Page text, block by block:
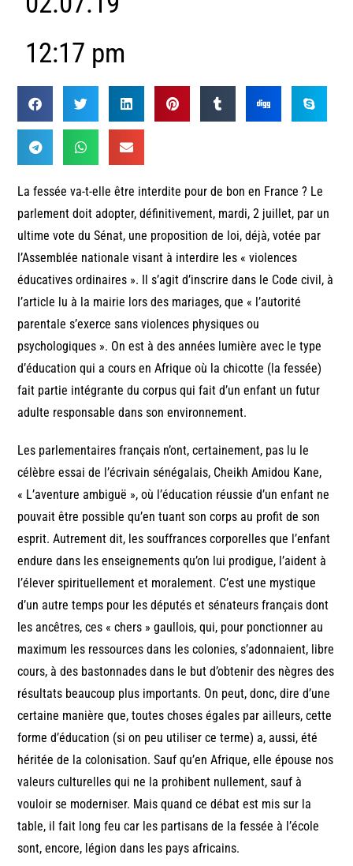
12:17 pm
La fessée va-t-elle être interdite pour de bon en France ? Le
parlement doit adopter, définitivement, mardi, 2 juillet, par un
ultime vote du Sénat, une proposition de loi, déjà, votée par
l’Assemblée nationale visant à interdire les « violences
éducatives ordinaires ». Il s’agit d’inscrire dans le Code civil, à
l’article lu à la mairie lors des mariages, que « l’autorité
parentale s’exerce sans violences physiques ou
psychologiques ». On est à des années lumière avec le type
d’éducation qui a cours en Afrique où la chicotte (la fessée)
fait partie intégrante du corpus qui fait d’un enfant un futur
adulte responsable dans son environnement.
Les parlementaires français n’ont, certainement, pas lu le
célèbre essai de l’écrivain sénégalais, Cheikh Amidou Kane,
« L’aventure ambiguë », où l’éducation réussie d’un enfant ne
pouvait être possible qu’en tuant son corps au profit de son
esprit. Autrement dit, les souffrances corporelles que l’enfant
endure dans les enseignements qu’on lui prodigue, l’aident à
l’élever spirituellement et moralement. C’est une mystique
d’un autre temps pour les députés et sénateurs français dont
les ancêtres, ces « chers » gaullois, qui, pour ponctionner au
maximum les ressources dans les colonies, s’adonnaient, libre
cours, à des bastonnades dans le but d’obtenir des nègres des
résultats beaucoup plus importants. On peut, donc, dire d’une
certaine manière que, toutes choses égales par ailleurs, cette
forme d’éducation (si on peu utiliser ce terme) a, aussi, été
héritée de la colonisation. Sauf qu’en Afrique, elle épouse nos
valeurs culturelles qui ne la prohibent nullement, sauf à
vouloir se moderniser. Mais quand ce débat est mis sur la
table, il fait long feu car les partisans de la fessée à l’école
sont, encore, légion dans les pays africains.